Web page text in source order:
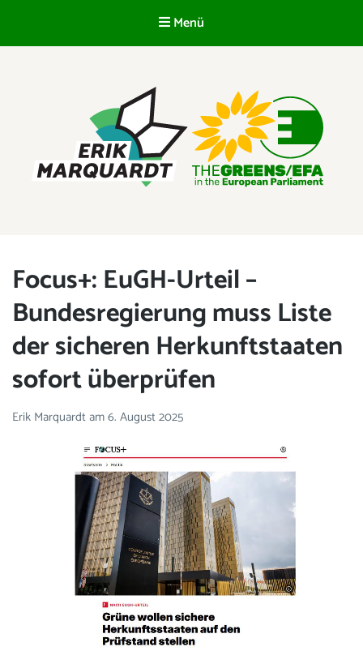
Menü
Focus+: EuGH-Urteil –
Bundesregierung muss Liste
der sicheren Herkunftstaaten
sofort überprüfen
Erik Marquardtam6. August 2025